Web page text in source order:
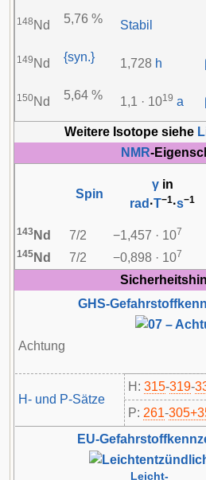
148 Nd 5,76 % Stabil
149 Nd {syn.} 1,728 h
150Nd 5,64 % 1,1 · 1019 a
Weitere Isotope siehe
NMR-
Spin
γin
rad ·T−1·s−1
143 Nd 7/2 −1,457 · 107
145 Nd 7/2 −0,898 · 107
GHS-
Achtung
H- und P-Sätze
H: 315-319-
P: 261-​
EU-
Leicht-